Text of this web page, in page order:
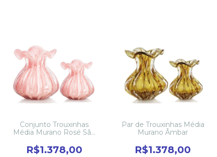
Conjunto Trouxinhas
Média Murano Rosé São
R$1.378,00
Par de Trouxinhas Média
Murano Âmbar
R$1.378,00